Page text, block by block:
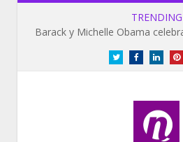
TRENDING
TwitterFacebook